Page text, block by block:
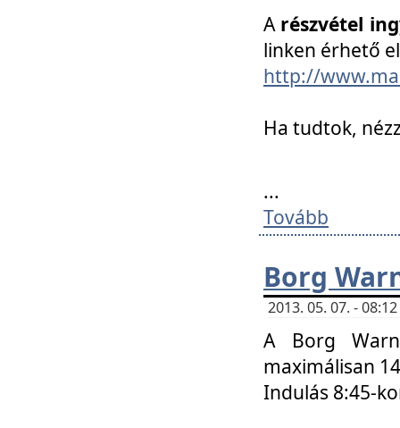
A részvétel
linken érhető
http://
Ha tudtok,
...
Tovább
Borg
2013. 05. 07. -
A Borg
maximálisan
Indulás 8:45-